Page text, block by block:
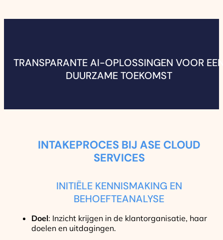
TRANSPARANTE AI-OPLOSSINGEN VOOR
DUURZAME TOEKOMST
INTAKEPROCES BIJ ASE CLOUD
SERVICES
INITIËLE KENNISMAKING EN
BEHOEFTEANALYSE
Doel: Inzicht krijgen in de klantorganisatie, haar
doelen en uitdagingen.